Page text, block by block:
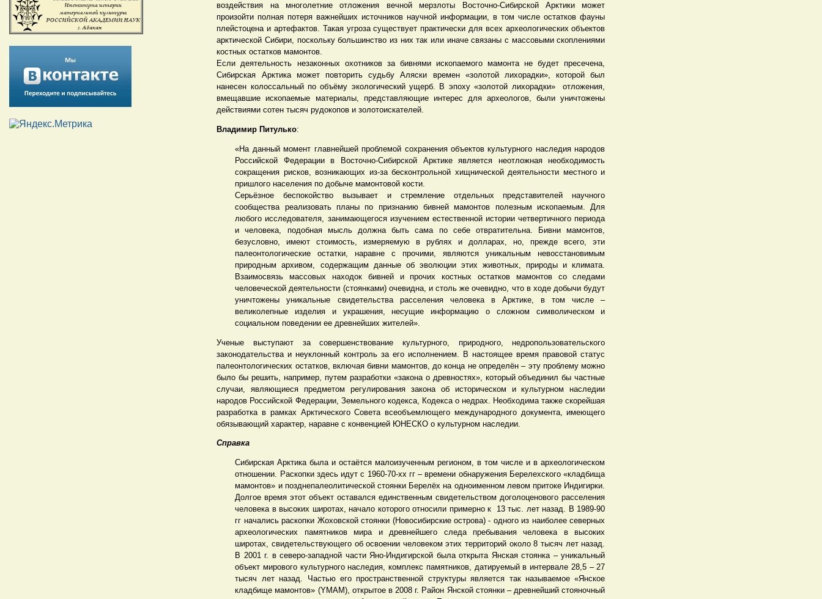
воздействия на многолетние отложения вечной мерзлоты Восточно-Сибирской Арктики может
произойти полная потеря важнейших источников научной информации, в том числе остатков фауны
плейстоцена и артефактов. Такая угроза существует практически для всех археологических объектов
арктической Сибири, поскольку большинство из них так или иначе связаны с массовыми скоплениями
костных остатков мамонтов.
Если деятельность незаконных охотников за бивнями ископаемого мамонта не будет пресечена,
Сибирская Арктика может повторить судьбу Аляски времен «золотой лихорадки», которой был
нанесен колоссальный по объёму экологический ущерб. В эпоху «золотой лихорадки» отложения,
вмещавшие ископаемые материалы, представляющие интерес для археологов, были уничтожены
действиями сотен тысяч рудокопов и золотоискателей.
Владимир Питулько:
«На данный момент главнейшей проблемой сохранения объектов культурного наследия народов
Российской Федерации в Восточно-Сибирской Арктике является неотложная необходимость
сокращения рисков, возникающих из-за бесконтрольной хищнической деятельности местного и
пришлого населения по добыче мамонтовой кости.
Серьёзное беспокойство вызывает и стремление отдельных представителей научного
сообщества реализовать планы по признанию бивней мамонтов полезным ископаемым. Для
любого исследователя, занимающегося изучением естественной истории четвертичного периода
и человека, подобная мысль должна быть сама по себе отвратительна. Бивни мамонтов,
безусловно, имеют стоимость, измеряемую в рублях и долларах, но, прежде всего, эти
палеонтологические остатки, наравне с прочими, являются уникальным невосстановимым
природным архивом, содержащим данные об эволюции этих животных, природы и климата.
Взаимосвязь массовых находок бивней и прочих костных остатков мамонтов со следами
человеческой деятельности (стоянками) очевидна, и столь же очевидно, что в ходе добычи будут
уничтожены уникальные свидетельства расселения человека в Арктике, в том числе –
великолепные изделия и украшения, несущие информацию о сложном символическом и
социальном поведении ее древнейших жителей».
Ученые выступают за совершенствование культурного, природного, недропользовательского
законодательства и неуклонный контроль за его исполнением. В настоящее время правовой статус
палеонтологических остатков, включая бивни мамонтов, до конца не определён – эту проблему можно
было бы решить, например, путем разработки «закона о древностях», который объединил бы частные
случаи, являющиеся предметом регулирования закона об историческом и культурном наследии
народов Российской Федерации, Земельного кодекса, Кодекса о недрах. Необходима также скорейшая
разработка в рамках Арктического Совета всеобъемлющего международного документа, имеющего
обязывающий характер, наравне с конвенцией ЮНЕСКО о культурном наследии.
Справка
Сибирская Арктика была и остаётся малоизученным регионом, в том числе и в археологическом
отношении. Раскопки здесь идут с 1960-70-хх гг – времени обнаружения Берелехского «кладбища
мамонтов» и позднепалеолитической стоянки Берелёх на одноименном левом притоке Индигирки.
Долгое время этот объект оставался единственным свидетельством доголоценового расселения
человека в высоких широтах, начало которого относили примерно к 13 тыс. лет назад. В 1989-90
гг начались раскопки Жоховской стоянки (Новосибирские острова) - одного из наиболее северных
археологических памятников мира и древнейшего следа пребывания человека в высоких
широтах, свидетельствующего об освоении человеком этих территорий около 8 тысяч лет назад.
В 2001 г. в северо-западной части Яно-Индигирской была открыта Янская стоянка – уникальный
объект мирового культурного наследия, комплекс памятников, датируемый в интервале 28,5 – 27
тысяч лет назад. Частью его пространственной структуры является так называемое «Янское
кладбище мамонтов» (YMAM), открытое в 2008 г. Район Янской стоянки – древнейший стояночный